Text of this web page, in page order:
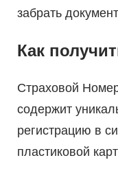
забрать
Как
Страховой
содержит
регистрацию в
пластиковой